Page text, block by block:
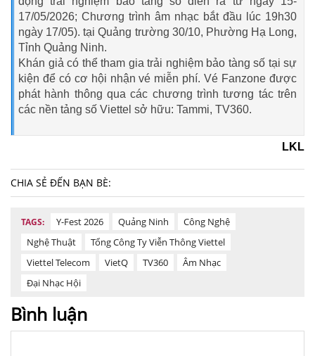
17/05/2026; Chương trình âm nhạc bắt đầu lúc 19h30
ngày 17/05). tại Quảng trường 30/10, Phường Hạ Long,
Tỉnh Quảng Ninh.
Khán giả có thể tham gia trải nghiệm bảo tàng số tại sự
kiện để có cơ hội nhận vé miễn phí. Vé Fanzone được
phát hành thông qua các chương trình tương tác trên
các nền tảng số Viettel sở hữu: Tammi, TV360.
LKL
CHIA SẺ ĐẾN BẠN BÈ:
TAGS: Y-Fest 2026 Quảng Ninh
Công Nghệ
Nghệ Thuật
Tổng Công Ty Viễn Thông Viettel
Viettel Telecom
VietQ TV360
Âm Nhạc
Đại Nhạc Hội
Bình luận